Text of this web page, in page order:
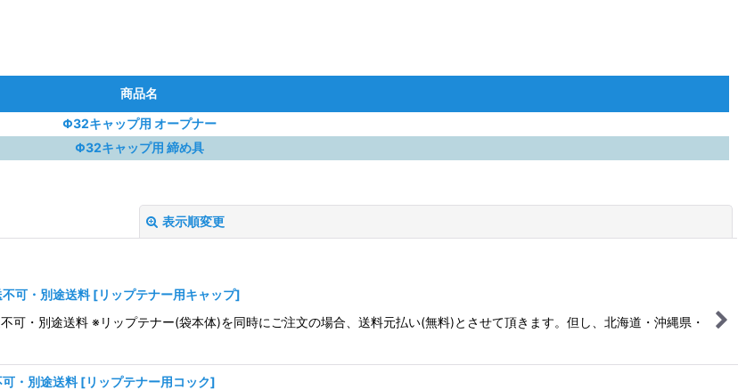
商品名
Φ32キャップ用 オープナー
Φ32キャップ用 締め具
表示順変更
絞り込む
可・別途送料 [リップテナー用キャップ]
可・別途送料 ※リップテナー(袋本体)を同時にご注文の場合、送料元払い(無料)とさせて頂きます。但し、北海道・沖縄県・
・別途送料 [リップテナー用コック]